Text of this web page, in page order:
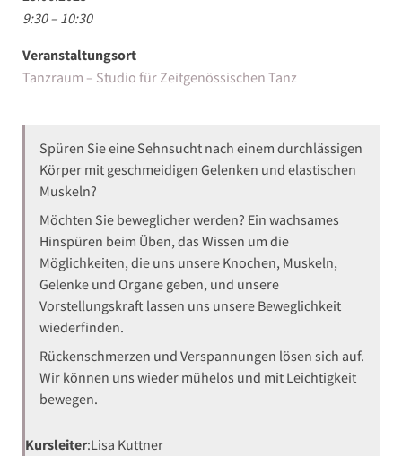
9:30 – 10:30
Veranstaltungsort
Tanzraum – Studio für Zeitgenössischen Tanz
Spüren Sie eine Sehnsucht nach einem durchlässigen
Körper mit geschmeidigen Gelenken und elastischen
Muskeln?
Möchten Sie beweglicher werden? Ein wachsames
Hinspüren beim Üben, das Wissen um die
Möglichkeiten, die uns unsere Knochen, Muskeln,
Gelenke und Organe geben, und unsere
Vorstellungskraft lassen uns unsere Beweglichkeit
wiederfinden.
Rückenschmerzen und Verspannungen lösen sich auf.
Wir können uns wieder mühelos und mit Leichtigkeit
bewegen.
Kursleiter:Lisa Kuttner